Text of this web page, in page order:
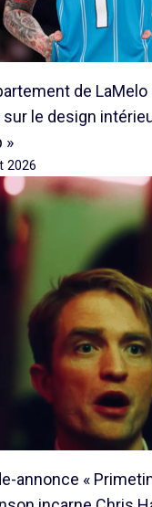
de
sur le design
»
2026
annonce «